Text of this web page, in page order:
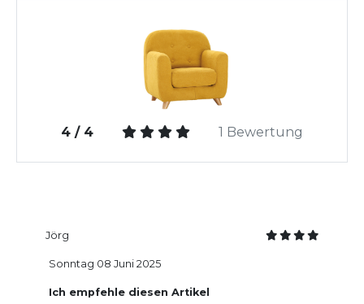
4 / 4 1 Bewertung
Jörg
Ich empfehle diesen Artikel
Sonntag 08 Juni 2025